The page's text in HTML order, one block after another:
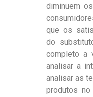
diminuem
que os
do
completo a
analisar a
analisar as
produtos